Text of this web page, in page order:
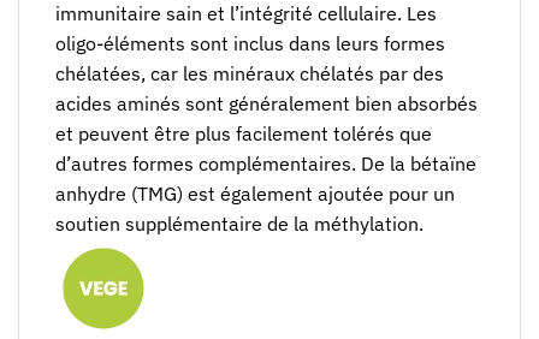
immunitaire sain et l’intégrité cellulaire. Les
oligo-éléments sont inclus dans leurs formes
chélatées, car les minéraux chélatés par des
acides aminés sont généralement bien absorbés
et peuvent être plus facilement tolérés que
d’autres formes complémentaires. De la bétaïne
anhydre (TMG) est également ajoutée pour un
soutien supplémentaire de la méthylation.